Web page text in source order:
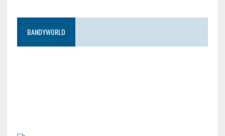
BANDYWORLD